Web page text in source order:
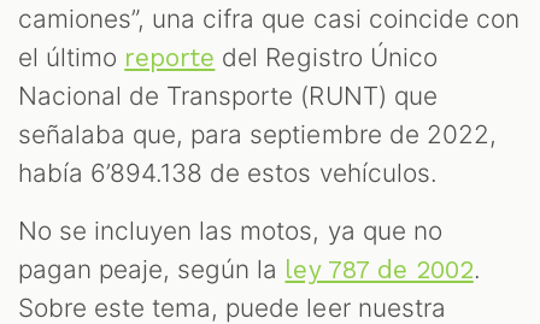
camiones”, una cifra que casi coincide con
el último reporte del Registro Único
Nacional de Transporte (RUNT) que
señalaba que, para septiembre de 2022,
había 6’894.138 de estos vehículos.
No se incluyen las motos, ya que no
pagan peaje, según la ley 787 de 2002.
Sobre este tema, puede leer nuestra